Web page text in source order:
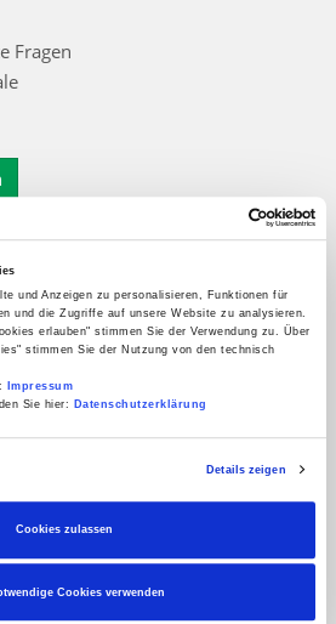
und Anzeigen zu personalisieren, Funktionen für
und die Zugriffe auf unsere Website zu analysieren.
erlauben" stimmen Sie der Verwendung zu. Über
stimmen Sie der Nutzung von den technisch
Impressum
Sie hier:
Datenschutzerklärung
Details zeigen
Cookies zulassen
Cookies verwenden
Fragen
für Interessenten, Kunden